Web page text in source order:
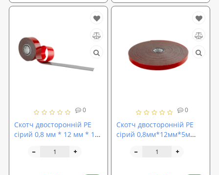
0
Скотч двосторонній PE
сірий 0,8 мм * 12 мм * 1м
0
Скотч двосторонній PE
сірий 0,8мм*12мм*5м